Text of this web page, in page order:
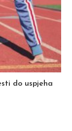
do uspjeha